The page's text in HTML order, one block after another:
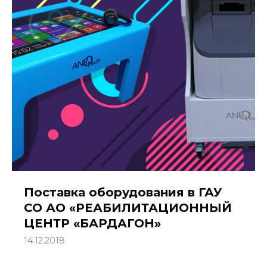
Поставка оборудования в ГАУ
СО АО «РЕАБИЛИТАЦИОННЫЙ
ЦЕНТР «БАРДАГОН»
14.12.2018